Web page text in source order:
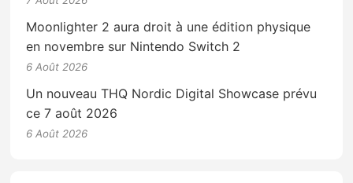
Moonlighter 2 aura droit à une édition physique
en novembre sur Nintendo Switch 2
6 Août 2026
Un nouveau THQ Nordic Digital Showcase prévu
ce 7 août 2026
6 Août 2026